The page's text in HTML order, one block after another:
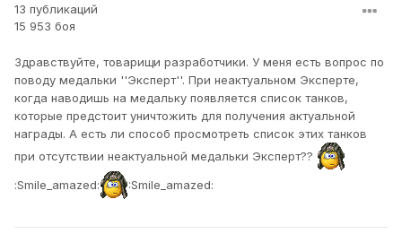
13 публикаций
15 953 боя
Здравствуйте, товарищи разработчики. У меня есть вопрос по
поводу медальки ''Эксперт''. При неактуальном Эксперте,
когда наводишь на медальку появляется список танков,
которые предстоит уничтожить для получения актуальной
награды. А есть ли способ просмотреть список этих танков
при отсутствии неактуальной медальки Эксперт??
:Smile_amazed:
:Smile_amazed: